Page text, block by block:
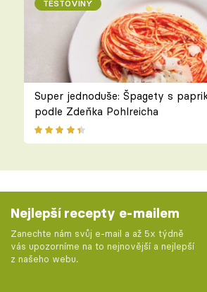
TĚSTOVINY
Super jednoduše: Špagety s
podle Zdeňka Pohlreicha
Nejlepší recepty e-mailem
Zanechte nám svůj e-mail a až 5x týdně
vás upozorníme na to nejnovější a nejlepší
z našeho webu.